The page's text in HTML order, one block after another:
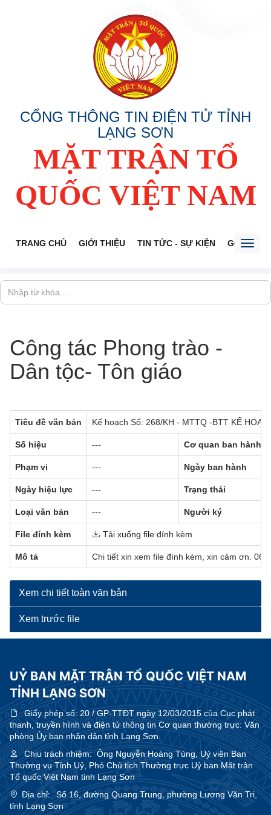
CỔNG THÔNG TIN ĐIỆN TỬ TỈNH
LẠNG SƠN
MẶT TRẬN TỔ
QUỐC VIỆT NAM
TRANG CHỦ GIỚI THIỆU TIN TỨC - SỰ KIỆN GÓP Ý
Công tác Phong trào -
Dân tộc- Tôn giáo
Tiêu đề văn bản Kế hoạch Số: 268/KH - MTTQ -BTT KẾ
Số hiệu --- Cơ quan ban hành
Phạm vi --- Ngày ban hành
Ngày hiệu lực --- Trạng thái
Loại văn bản --- Người ký
File đính kèm Tải xuống file đính kèm
Mô tả Chi tiết xin xem file đính kèm, xin cảm ơn. 06/
Xem chi tiết toàn văn bản
Xem trước file
UỶ BAN MẶT TRẬN TỔ QUỐC VIỆT NAM
TỈNH LẠNG SƠN
Giấy phép số:20 / GP-TTĐT ngày 12/03/2015 của Cục phát
thanh, truyền hình và điện tử thông tin Cơ quan thường trực: Văn
phòng Ủy ban nhân dân tỉnh Lạng Sơn.
Chịu trách nhiệm:Ông Nguyễn Hoàng Tùng, Uỷ viên Ban
Thường vụ Tỉnh Uỷ, Phó Chủ tịch Thường trực Uỷ ban Mặt trận
Tổ quốc Việt Nam tỉnh Lạng Sơn
Địa chỉ:
Số 16, đường Quang Trung, phường Lương Văn Tri,
tỉnh Lạng Sơn